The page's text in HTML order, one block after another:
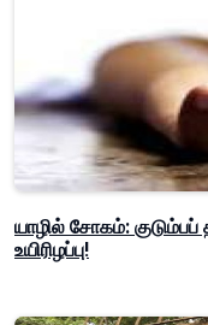
யாழில் சோகம்:
உயிரிழப்பு!